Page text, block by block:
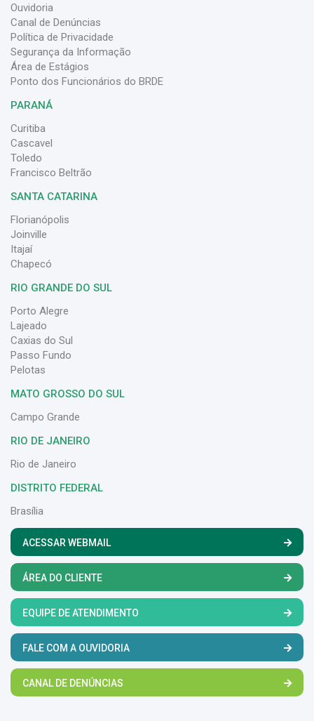
Ouvidoria
Canal de Denúncias
Política de Privacidade
Segurança da Informação
Área de Estágios
Ponto dos Funcionários do BRDE
PARANÁ
Curitiba
Cascavel
Toledo
Francisco Beltrão
SANTA CATARINA
Florianópolis
Joinville
Itajaí
Chapecó
RIO GRANDE DO SUL
Porto Alegre
Lajeado
Caxias do Sul
Passo Fundo
Pelotas
MATO GROSSO DO SUL
Campo Grande
RIO DE JANEIRO
Rio de Janeiro
DISTRITO FEDERAL
Brasília
ACESSAR WEBMAIL
ÁREA DO CLIENTE
EQUIPE DE ATENDIMENTO
FALE COM A OUVIDORIA
CANAL DE DENÚNCIAS